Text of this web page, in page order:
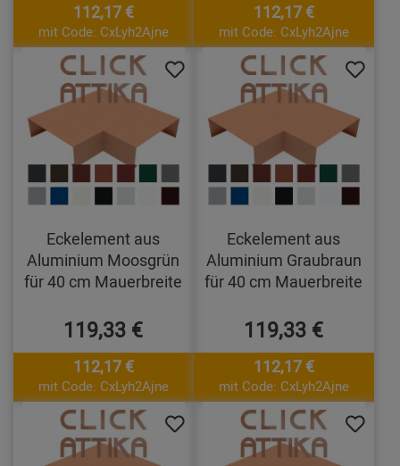
112,17 €
mit Code: CxLyh2Ajne
112,17 €
mit Code: CxLyh2Ajne
Eckelement aus
Aluminium Moosgrün
für 40 cm Mauerbreite
119,33 €
112,17 €
mit Code: CxLyh2Ajne
Eckelement aus
Aluminium Graubraun
für 40 cm Mauerbreite
119,33 €
112,17 €
mit Code: CxLyh2Ajne